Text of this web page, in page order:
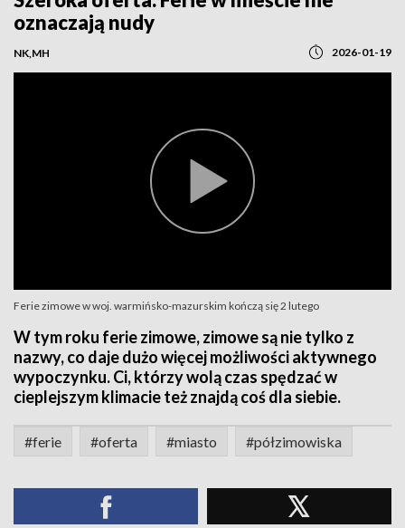
oznaczają nudy
NK,MH 2026-01-19
Ferie zimowe w woj. warmińsko-mazurskim kończą się 2 lutego
W tym roku ferie zimowe, zimowe są nie tylko z
nazwy, co daje dużo więcej możliwości aktywnego
wypoczynku. Ci, którzy wolą czas spędzać w
cieplejszym klimacie też znajdą coś dla siebie.
#ferie #oferta #miasto #półzimowiska